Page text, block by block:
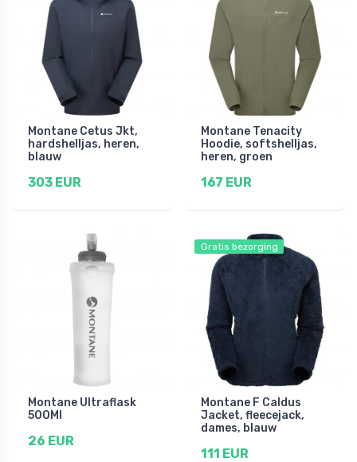
Montane Cetus Jkt,
hardshelljas, heren,
blauw
303 EUR
Montane Tenacity
Hoodie, softshelljas,
heren, groen
167 EUR
Montane Ultraflask
500Ml
26 EUR
Gratis bezorging
Montane F Caldus
Jacket, fleecejack,
dames, blauw
111 EUR